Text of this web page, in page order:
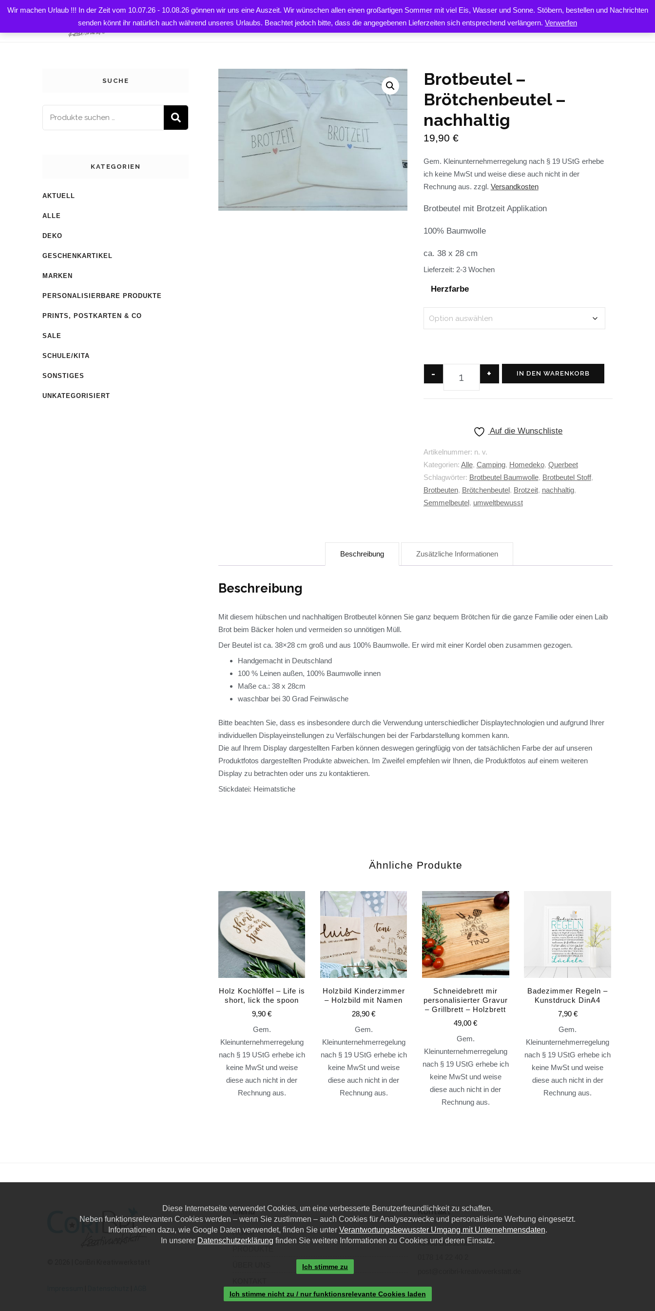
Wir machen Urlaub !!! In der Zeit vom 10.07.26 - 10.08.26 gönnen wir uns eine Auszeit. Wir wünschen allen einen großartigen Sommer mit viel Eis, Wasser und Sonne. Stöbern, bestellen und Nachrichten
senden könnt ihr natürlich auch während unseres Urlaubs. Beachtet jedoch bitte, dass die angegebenen Lieferzeiten sich entsprechend verlängern. Verwerfen
HOME PRODUKTE ÜBER UNS KONTAKT
Startseite Shop Deko Homedeko Brotbeutel – Brötchenbeutel – nachhaltig
Brotbeutel –
Brötchenbeutel –
nachhaltig
19,90 €
Gem. Kleinunternehmerregelung nach § 19 UStG erhebe
ich keine MwSt und weise diese auch nicht in der
Rechnung aus. zzgl. Versandkosten
Brotbeutel mit Brotzeit Applikation
100% Baumwolle
ca. 38 x 28 cm
Lieferzeit: 2-3 Wochen
Herzfarbe
- + IN DEN WARENKORB
Auf die Wunschliste
Artikelnummer: n. v.
Kategorien: Alle, Camping, Homedeko, Querbeet
Schlagwörter: Brotbeutel Baumwolle, Brotbeutel Stoff,
Brotbeuten, Brötchenbeutel, Brotzeit, nachhaltig,
Semmelbeutel, umweltbewusst
Beschreibung Zusätzliche Informationen
Beschreibung
Mit diesem hübschen und nachhaltigen Brotbeutel können Sie ganz bequem Brötchen für die ganze Familie oder einen Laib
Brot beim Bäcker holen und vermeiden so unnötigen Müll.
Der Beutel ist ca. 38×28 cm groß und aus 100% Baumwolle. Er wird mit einer Kordel oben zusammen gezogen.
Handgemacht in Deutschland
100 % Leinen außen, 100% Baumwolle innen
Maße ca.: 38 x 28cm
waschbar bei 30 Grad Feinwäsche
Bitte beachten Sie, dass es insbesondere durch die Verwendung unterschiedlicher Displaytechnologien und aufgrund Ihrer
individuellen Displayeinstellungen zu Verfälschungen bei der Farbdarstellung kommen kann.
Die auf Ihrem Display dargestellten Farben können deswegen geringfügig von der tatsächlichen Farbe der auf unseren
Produktfotos dargestellten Produkte abweichen. Im Zweifel empfehlen wir Ihnen, die Produktfotos auf einem weiteren
Display zu betrachten oder uns zu kontaktieren.
Stickdatei: Heimatstiche
Ähnliche Produkte
Holz Kochlöffel – Life is
short, lick the spoon
9,90€
Gem.
Kleinunternehmerregelung
nach § 19 UStG erhebe ich
keine MwSt und weise
diese auch nicht in der
Rechnung aus.
Holzbild Kinderzimmer
– Holzbild mit Namen
28,90€
Gem.
Kleinunternehmerregelung
nach § 19 UStG erhebe ich
keine MwSt und weise
diese auch nicht in der
Rechnung aus.
Schneidebrett mir
personalisierter Gravur
– Grillbrett – Holzbrett
49,00€
Gem.
Kleinunternehmerregelung
nach § 19 UStG erhebe ich
keine MwSt und weise
diese auch nicht in der
Rechnung aus.
Badezimmer Regeln –
Kunstdruck DinA4
7,90 €
Gem.
Kleinunternehmerregelung
nach § 19 UStG erhebe ich
keine MwSt und weise
diese auch nicht in der
Rechnung aus.
SUCHE
KATEGORIEN
AKTUELL
ALLE
DEKO
GESCHENKARTIKEL
MARKEN
PERSONALISIERBARE PRODUKTE
PRINTS, POSTKARTEN & CO
SALE
SCHULE/KITA
SONSTIGES
UNKATEGORISIERT
Menü
HOME
Kontakt
Diezelweg 6a,
40468 Düsseldorf
Diese Internetseite verwendet Cookies, um eine verbesserte Benutzerfreundlichkeit zu schaffen.
Neben funktionsrelevanten Cookies werden – wenn Sie zustimmen – auch Cookies für Analysezwecke und personalisierte Werbung eingesetzt.
Informationen dazu, wie Google Daten verwendet, finden Sie unter Verantwortungsbewusster Umgang mit Unternehmensdaten.
In unserer Datenschutzerklärung finden Sie weitere Informationen zu Cookies und deren Einsatz.
Ich stimme zu
Ich stimme nicht zu / nur funktionsrelevante Cookies laden